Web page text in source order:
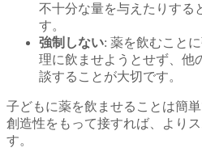
不十分な量を与えたりする
す。
強制しない: 薬を飲むこと
理に飲ませようとせず、他
談することが大切です。
子どもに薬を飲ませることは簡
創造性をもって接すれば、より
す。